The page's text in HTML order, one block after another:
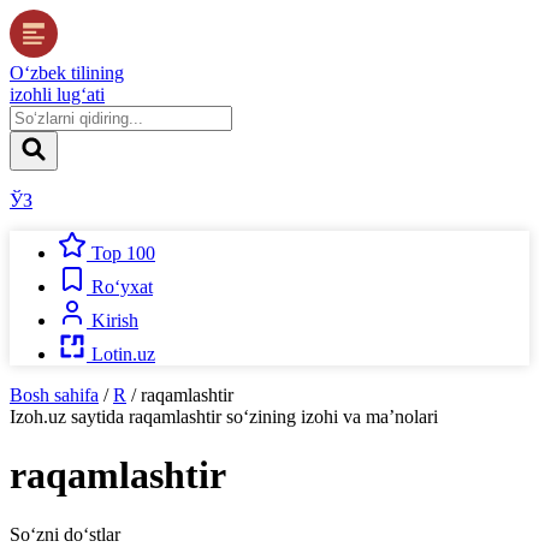
O‘zbek tilining
izohli lug‘ati
ЎЗ
Top 100
Ro‘yxat
Kirish
Lotin.uz
Bosh sahifa / R / raqamlashtir
Izoh.uz saytida raqamlashtirso‘zining izohi va ma’nolari
raqamlashtir
So‘zni do‘stlar